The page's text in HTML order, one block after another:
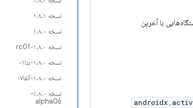
نسخه ۱.۸.۱
نسخه ۱.۸.۰
نسخه ۱.۸.۰-rc01
نسخه ۱.۸.۰-بتا۰۱
نسخه ۱.۸.۰-آلفا۰۷
نسخه ۱.۸.۰-
alpha06
با آخرین